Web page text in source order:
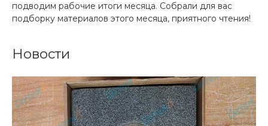
подводим рабочие итоги месяца. Собрали для вас
подборку материалов этого месяца, приятного чтения!
Новости